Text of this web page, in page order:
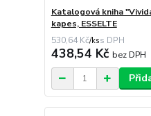
Katalogová kniha
kapes, ESSELTE
530,64 Kč/ks
438,54 Kč bez DPH